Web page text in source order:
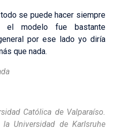
se puede hacer siempre
modelo fue bastante
por ese lado yo diría
que nada.
Católica de Valparaíso.
Universidad de Karlsruhe